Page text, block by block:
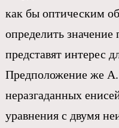
как бы оптическим
определить
представят интерес
Предположение же
неразгаданных
уравнения с двумя